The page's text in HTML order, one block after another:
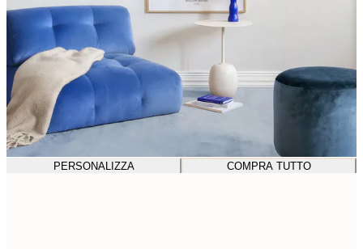
PERSONALIZZA COMPRA TUTTO